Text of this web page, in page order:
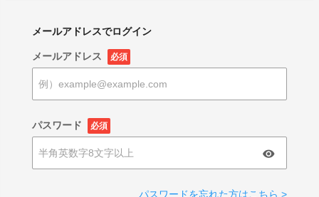
メールアドレスでログイン
メールアドレス 必須
パスワード 必須
パスワードを忘れた方はこちら >